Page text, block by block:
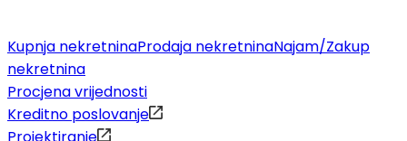
Kupnja nekretninaProdaja nekretninaNajam/Zakup
nekretnina
Procjena vrijednosti
Kreditno poslovanje